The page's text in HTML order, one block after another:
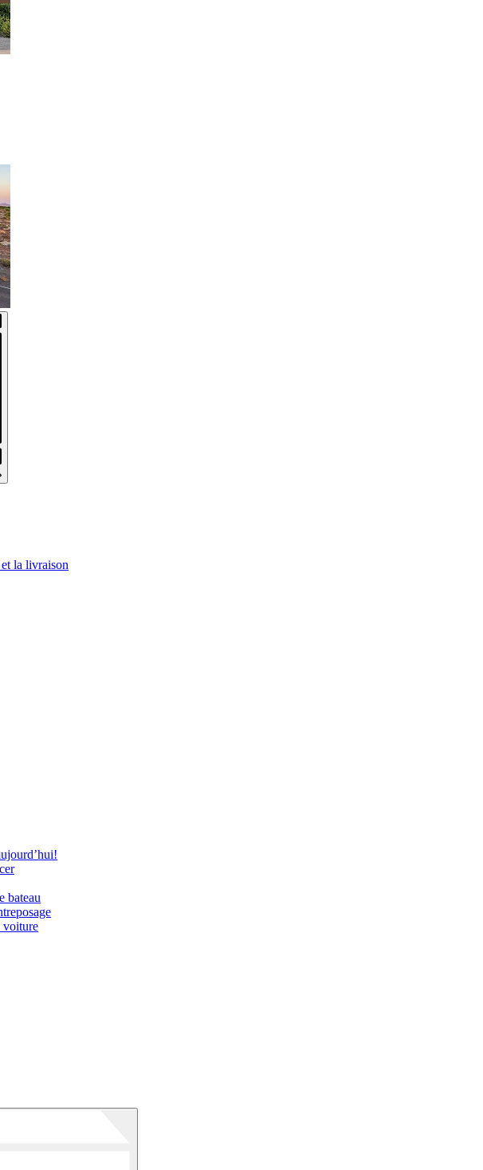
la livraison
bateau
voiture